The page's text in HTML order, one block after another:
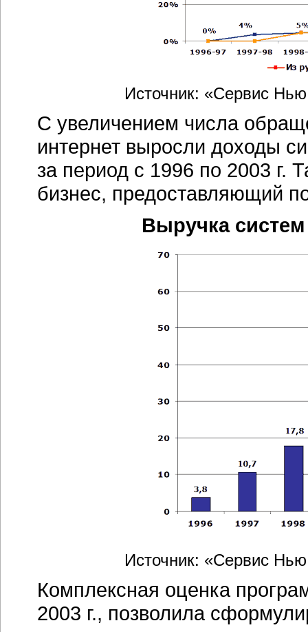
Источник: «Сервис
С увеличением числа
интернет выросли доходы
за период с 1996 по 2003 г.
бизнес, предоставляющий
Выручка
Источник: «Сервис
Комплексная оценка
2003 г., позволила